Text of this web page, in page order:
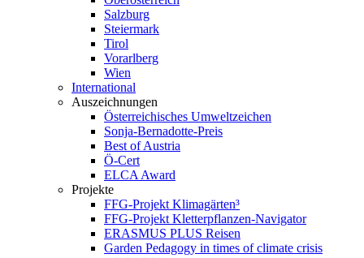
Salzburg
Steiermark
Tirol
Vorarlberg
Wien
International
Auszeichnungen
Österreichisches Umweltzeichen
Sonja-Bernadotte-Preis
Best of Austria
Ö-Cert
ELCA Award
Projekte
FFG-Projekt Klimagärten³
FFG-Projekt Kletterpflanzen-Navigator
ERASMUS PLUS Reisen
Garden Pedagogy in times of climate crisis